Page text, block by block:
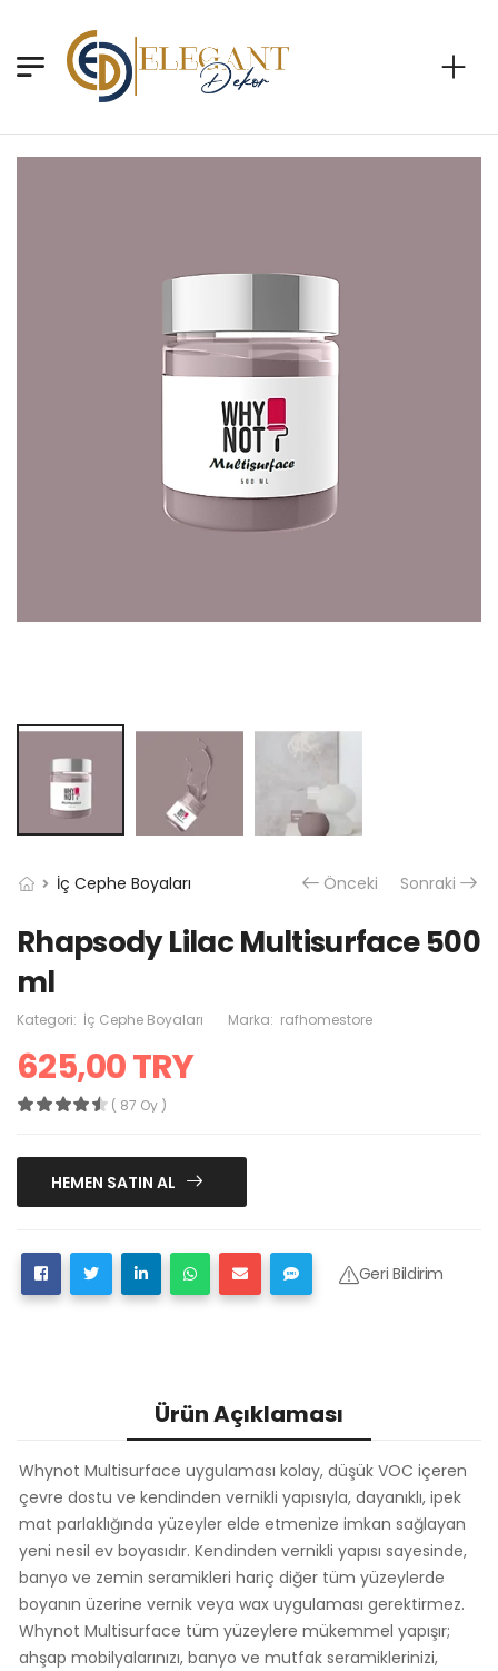
İç Cephe Boyaları Önceki Sonraki
Rhapsody Lilac Multisurface 500
ml
Kategori: İç Cephe Boyaları Marka: rafhomestore
625,00 TRY
( 87 Oy )
HEMEN SATIN AL
Geri Bildirim
Ürün Açıklaması
Whynot Multisurface uygulaması kolay, düşük VOC içeren
çevre dostu ve kendinden vernikli yapısıyla, dayanıklı, ipek
mat parlaklığında yüzeyler elde etmenize imkan sağlayan
yeni nesil ev boyasıdır. Kendinden vernikli yapısı sayesinde,
banyo ve zemin seramikleri hariç diğer tüm yüzeylerde
boyanın üzerine vernik veya wax uygulaması gerektirmez.
Whynot Multisurface tüm yüzeylere mükemmel yapışır;
ahşap mobilyalarınızı, banyo ve mutfak seramiklerinizi,